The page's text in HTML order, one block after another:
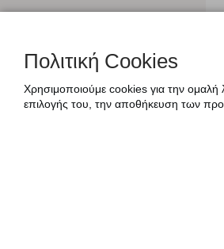
Πολιτική Cookies
Χρησιμοποιούμε cookies για την ομαλή
επιλογής του, την αποθήκευση των